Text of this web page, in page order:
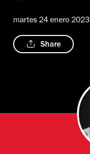
martes 24 enero 2023
Share